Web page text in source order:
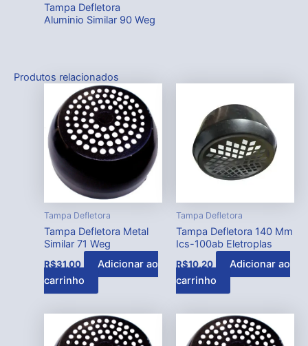
Tampa Defletora
Aluminio Similar 90 Weg
Produtos relacionados
Tampa Defletora
Tampa Defletora Metal
Similar 71 Weg
R$31,00
Adicionar ao
carrinho
Tampa Defletora
Tampa Defletora 140 Mm
Ics-100ab Eletroplas
R$10,20
Adicionar ao
carrinho